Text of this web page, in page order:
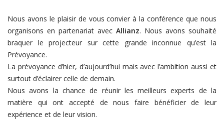
Nous avons le plaisir de vous convier à la conférence que nous
organisons en partenariat avec Allianz. Nous avons souhaité
braquer le projecteur sur cette grande inconnue qu’est la
Prévoyance.
La prévoyance d’hier, d’aujourd’hui mais avec l’ambition aussi et
surtout d’éclairer celle de demain.
Nous avons la chance de réunir les meilleurs experts de la
matière qui ont accepté de nous faire bénéficier de leur
expérience et de leur vision.